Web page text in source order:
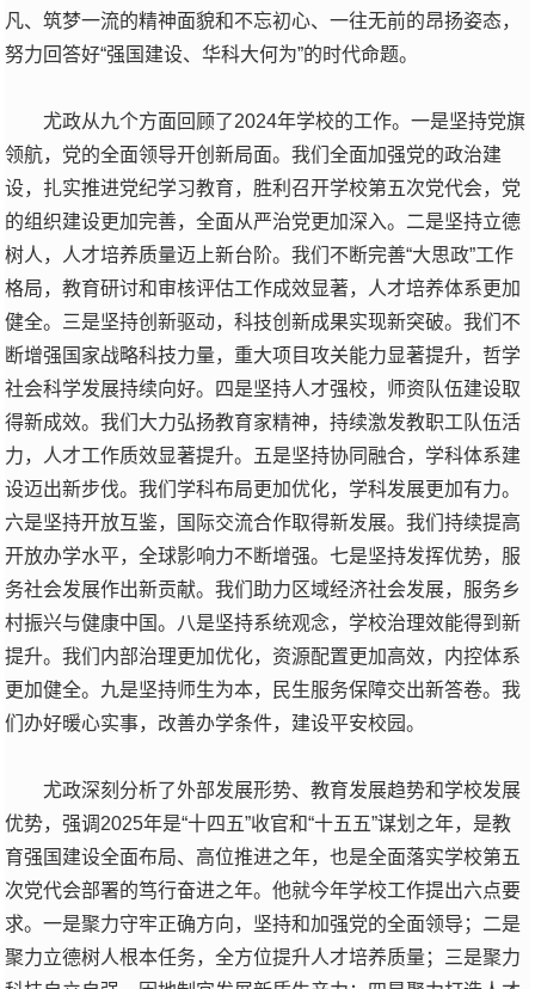
凡、筑梦一流的精神面貌和不忘初心、一往无前的昂扬姿态，
努力回答好“强国建设、华科大何为”的时代命题。
尤政从九个方面回顾了2024年学校的工作。一是坚持党旗
领航，党的全面领导开创新局面。我们全面加强党的政治建
设，扎实推进党纪学习教育，胜利召开学校第五次党代会，党
的组织建设更加完善，全面从严治党更加深入。二是坚持立德
树人，人才培养质量迈上新台阶。我们不断完善“大思政”工作
格局，教育研讨和审核评估工作成效显著，人才培养体系更加
健全。三是坚持创新驱动，科技创新成果实现新突破。我们不
断增强国家战略科技力量，重大项目攻关能力显著提升，哲学
社会科学发展持续向好。四是坚持人才强校，师资队伍建设取
得新成效。我们大力弘扬教育家精神，持续激发教职工队伍活
力，人才工作质效显著提升。五是坚持协同融合，学科体系建
设迈出新步伐。我们学科布局更加优化，学科发展更加有力。
六是坚持开放互鉴，国际交流合作取得新发展。我们持续提高
开放办学水平，全球影响力不断增强。七是坚持发挥优势，服
务社会发展作出新贡献。我们助力区域经济社会发展，服务乡
村振兴与健康中国。八是坚持系统观念，学校治理效能得到新
提升。我们内部治理更加优化，资源配置更加高效，内控体系
更加健全。九是坚持师生为本，民生服务保障交出新答卷。我
们办好暖心实事，改善办学条件，建设平安校园。
尤政深刻分析了外部发展形势、教育发展趋势和学校发展
优势，强调2025年是“十四五”收官和“十五五”谋划之年，是教
育强国建设全面布局、高位推进之年，也是全面落实学校第五
次党代会部署的笃行奋进之年。他就今年学校工作提出六点要
求。一是聚力守牢正确方向，坚持和加强党的全面领导；二是
聚力立德树人根本任务，全方位提升人才培养质量；三是聚力